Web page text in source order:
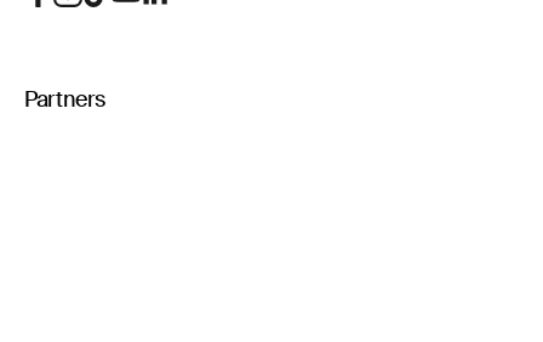
Partners